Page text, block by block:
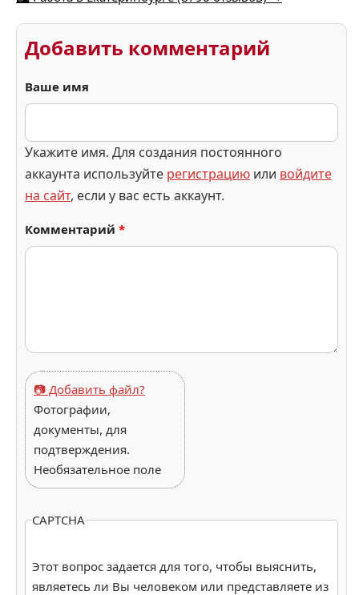
Добавить комментарий
Ваше имя
Укажите имя. Для создания постоянного
аккаунта используйте регистрацию или войдите
на сайт, если у вас есть аккаунт.
Комментарий *
📷 Добавить файл?
Фотографии,
документы, для
подтверждения.
Необязательное поле
CAPTCHA
Этот вопрос задается для того, чтобы выяснить,
являетесь ли Вы человеком или представляете из